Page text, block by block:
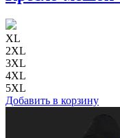
XL
2XL
3XL
4XL
5XL
Добавить в корзину